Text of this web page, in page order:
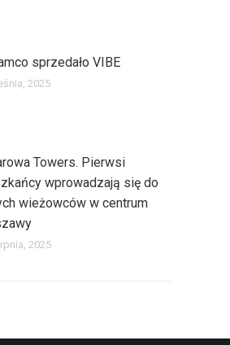
sprzedało VIBE
2025
Towers. Pierwsi
wprowadzają się do
wieżowców w centrum
2025